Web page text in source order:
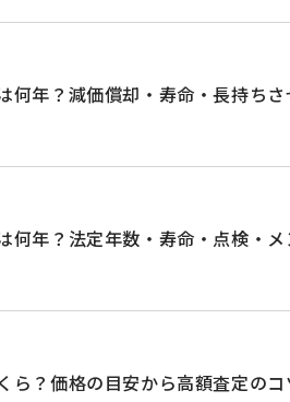
何年？減価償却・寿命・長持ち
何年？法定年数・寿命・点検・
ら？価格の目安から高額査定の